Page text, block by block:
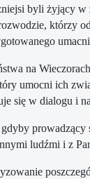
byli żyjący
którzy
na
umocni ich
się w dialogu i
ludźmi i z